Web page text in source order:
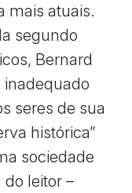
mais atuais.
segundo
Bernard
seres de sua
histórica”
sociedade
leitor –